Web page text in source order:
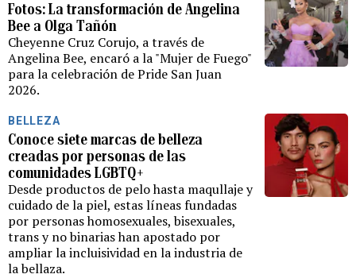
Fotos: La transformación de Angelina
Bee a Olga Tañón
Cheyenne Cruz Corujo, a través de
Angelina Bee, encaró a la "Mujer de Fuego"
para la celebración de Pride San Juan
2026.
BELLEZA
Conoce siete marcas de belleza
creadas por personas de las
comunidades LGBTQ+
Desde productos de pelo hasta maqullaje y
cuidado de la piel, estas líneas fundadas
por personas homosexuales, bisexuales,
trans y no binarias han apostado por
ampliar la incluisividad en la industria de
la bellaza.